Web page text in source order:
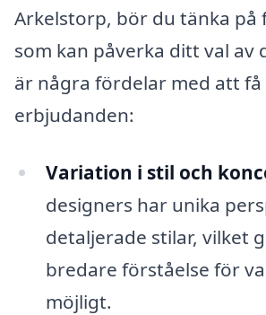
Arkelstorp, bör du tänka
som kan påverka ditt val av
är några fördelar med att få
erbjudanden:
Variation i stil och
designers har unika
detaljerade stilar, vilket
bredare förståelse för
möjligt.